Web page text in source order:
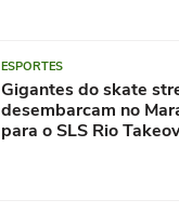
ESPORTES
Gigantes do skate
desembarcam no
para o SLS Rio